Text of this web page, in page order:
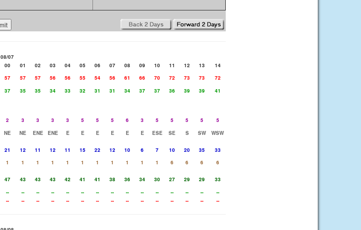
08/07
00 01 02 03 04 05 06 07 08 09 10 11 12 13
14
57 57 57 56 56 55 54 56 61 66 70 72 73 73
72
37 35 35 34 33 32 31 31 34 37 37 36 39 39
41
2 3 3 3 3 5 5 5 6 3 5 5 5 5
5
NE NE ENE ENE E E E E E E ESE SE S SW
WSW
21 12 11 12 11 15 22 12 10 6 7 10 20 35
33
1 1 1 1 1 1 1 1 1 1 1 6 6 6
6
47 43 43 43 42 41 41 38 36 34 30 27 29 29
33
-- -- -- -- -- -- -- -- -- -- -- -- -- --
--
-- -- -- -- -- -- -- -- -- -- -- -- -- -- --